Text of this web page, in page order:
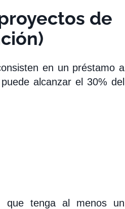
de
en un préstamo a
alcanzar el 30% del
que tenga al menos un